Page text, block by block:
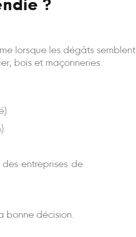
?
lorsque les dégâts semblent
bois et maçonneries.
entreprises de
bonne décision.